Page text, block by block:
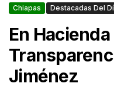
Chiapas Destacadas Del
En
Jiménez